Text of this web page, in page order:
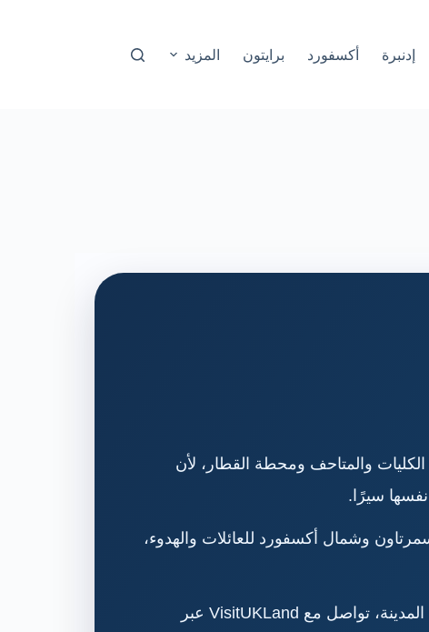
إدنبرة أكسفورد برايتون المزيد
والمتاحف ومحطة القطار، لأن
سيرًا.
وشمال أكسفورد للعائلات والهدوء،
لترتيب الاستقبال من مطار لندن أو محطة قطار أكسفورد والتوصيل إلى الفندق مع جولات خاصة داخل المدينة، تواصل مع VisitUKLand عبر